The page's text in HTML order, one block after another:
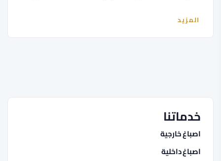
المزيد
خدماتنا
اصباغ خارجية
اصباغ داخلية